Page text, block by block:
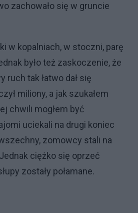
zachowało się w gruncie
w kopalniach, w stoczni, parę
było też zaskoczenie, że
ruch tak łatwo dał się
miliony, a jak szukałem
chwili mogłem być
uciekali na drugi koniec
zomowcy stali na
ciężko się oprzeć
zostały połamane.